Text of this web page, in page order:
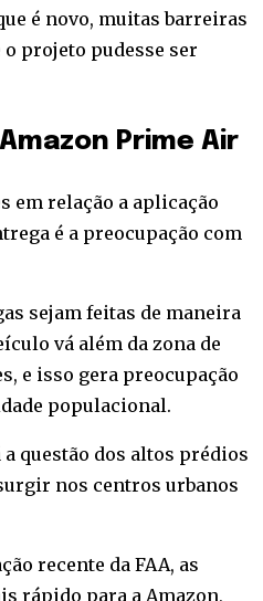
é novo, muitas barreiras
projeto pudesse ser
Prime Air
em relação a aplicação
é a preocupação com
sejam feitas de maneira
vá além da zona de
e isso gera preocupação
populacional.
questão dos altos prédios
nos centros urbanos
recente da FAA, as
rápido para a Amazon,